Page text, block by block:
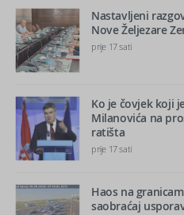
Nastavljeni
Nove Željezare
prije 17 sati
Ko je čovjek koji
Milanovića na
ratišta
prije 17 sati
Haos na
saobraćaj